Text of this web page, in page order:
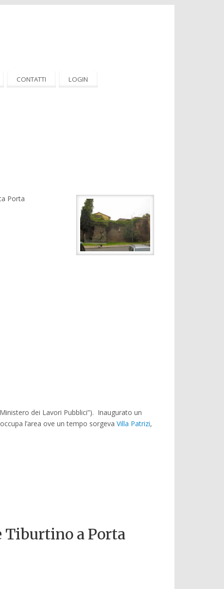
CONTATTI LOGIN
Porta
dei Lavori Pubblici”). Inaugurato un
l’area ove un tempo sorgeva Villa Patrizi,
Tiburtino a Porta